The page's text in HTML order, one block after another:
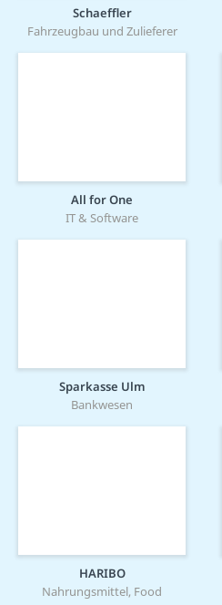
Schaeffler
Fahrzeugbau und Zulieferer
All for One
IT & Software
Sparkasse Ulm
Bankwesen
HARIBO
Nahrungsmittel, Food